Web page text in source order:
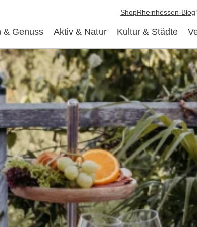
& Genuss Aktiv & Natur Kultur & Städte
ShopRheinhessen-Blog